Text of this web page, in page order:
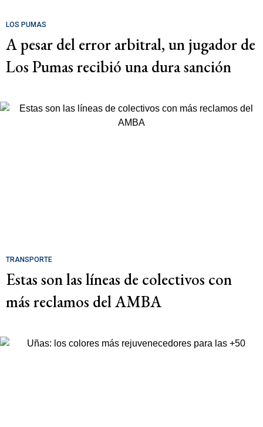
LOS PUMAS
A pesar del error arbitral, un jugador de
Los Pumas recibió una dura sanción
TRANSPORTE
Estas son las líneas de colectivos con
más reclamos del AMBA